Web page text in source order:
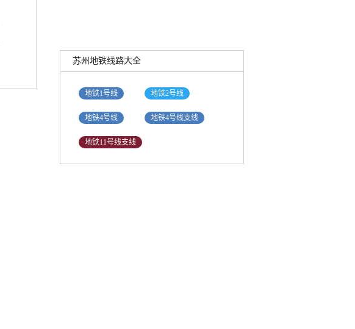
苏州地铁线路大全
地铁1号线 地铁2号线
地铁4号线 地铁4号线支线
地铁11号线支线